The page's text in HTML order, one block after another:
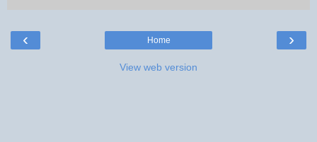
‹ ›
Home
View web version